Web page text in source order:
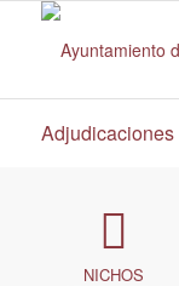
Adjudicaciones
NICHOS